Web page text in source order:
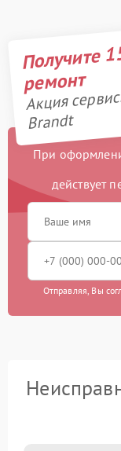
Получите
ремонт
Акция
Brandt
При
действует
Отправляя, Вы